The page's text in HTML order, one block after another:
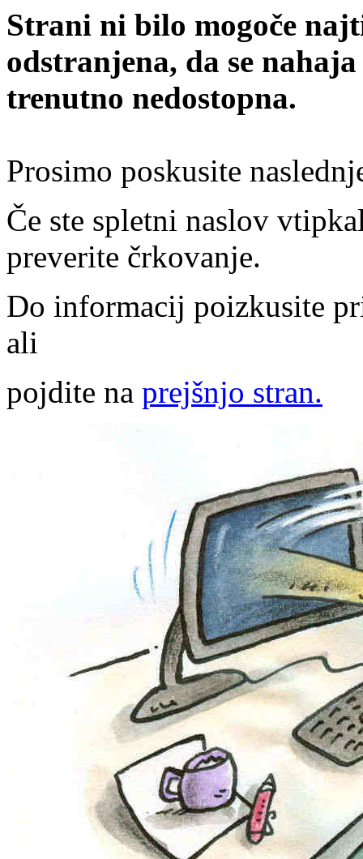
Strani ni bilo mogoče
odstranjena, da se
trenutno nedostopna.
Prosimo poskusite
Če ste spletni naslov
preverite črkovanje.
Do informacij poizkusite
ali
pojdite na prejšnjo stran.